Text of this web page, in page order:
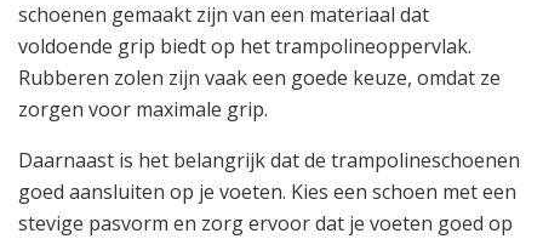
schoenen gemaakt zijn van een materiaal dat
voldoende grip biedt op het trampolineoppervlak.
Rubberen zolen zijn vaak een goede keuze, omdat ze
zorgen voor maximale grip.
Daarnaast is het belangrijk dat de trampolineschoenen
goed aansluiten op je voeten. Kies een schoen met een
stevige pasvorm en zorg ervoor dat je voeten goed op